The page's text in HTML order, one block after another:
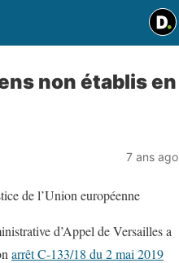
non établis en
7 ans ago
de l’Union européenne
d’Appel de Versailles a
arrêt C-133/18 du 2 mai 2019